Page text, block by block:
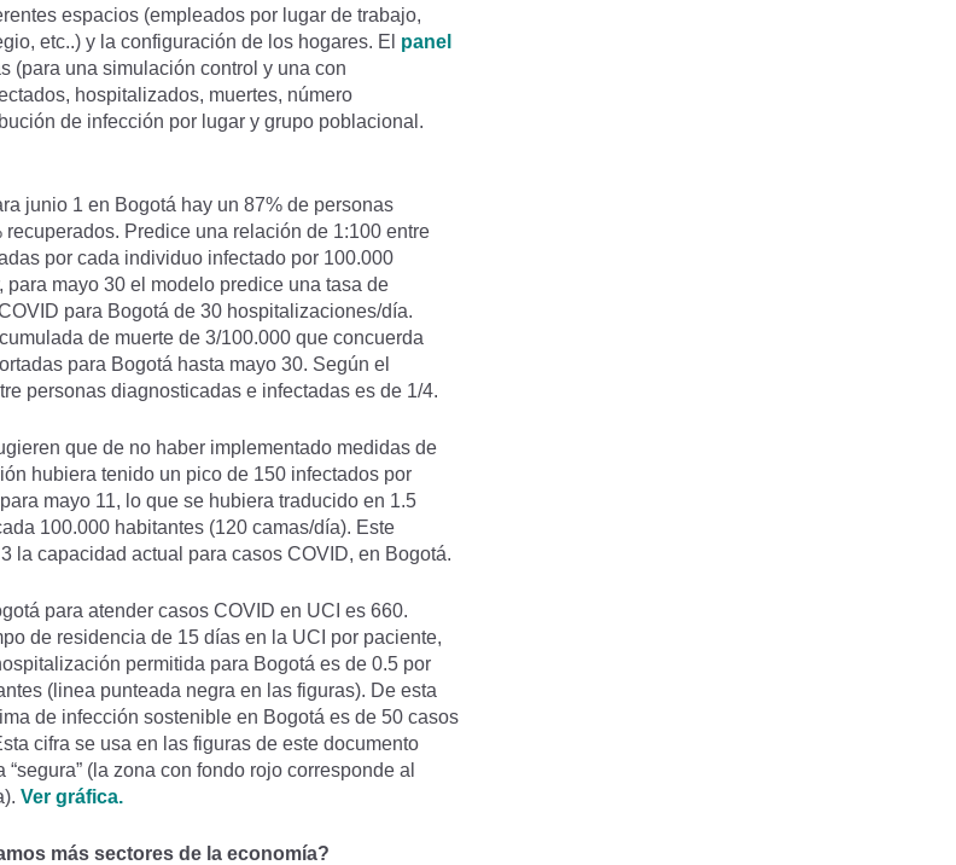
espacios (empleados por lugar de trabajo,
etc..) y la configuración de los hogares. El panel
(para una simulación control y una con
hospitalizados, muertes, número
de infección por lugar y grupo poblacional.
junio 1 en Bogotá hay un 87% de personas
recuperados. Predice una relación de 1:100 entre
por cada individuo infectado por 100.000
para mayo 30 el modelo predice una tasa de
para Bogotá de 30 hospitalizaciones/día.
de muerte de 3/100.000 que concuerda
para Bogotá hasta mayo 30. Según el
personas diagnosticadas e infectadas es de 1/4.
que de no haber implementado medidas de
hubiera tenido un pico de 150 infectados por
mayo 11, lo que se hubiera traducido en 1.5
100.000 habitantes (120 camas/día). Este
la capacidad actual para casos COVID, en Bogotá.
para atender casos COVID en UCI es 660.
de residencia de 15 días en la UCI por paciente,
permitida para Bogotá es de 0.5 por
(linea punteada negra en las figuras). De esta
de infección sostenible en Bogotá es de 50 casos
cifra se usa en las figuras de este documento
(la zona con fondo rojo corresponde al
Ver gráfica.
más sectores de la economía?